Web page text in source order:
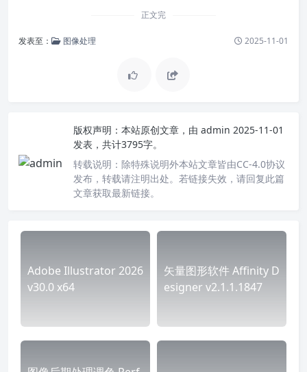
正文完
发表至： 图像处理 2025-11-01
版权声明： 本站原创文章，由 admin 2025-11-01
发表，共计3795字。
转载说明： 除特殊说明外本站文章皆由CC-4.0协议
发布，转载请注明出处。若链接失效，请回复此篇
文章获取最新链接。
Adobe Illustrator 2026
v30.0 x64
矢量图形软件 Affinity D
esigner v2.1.1.1847